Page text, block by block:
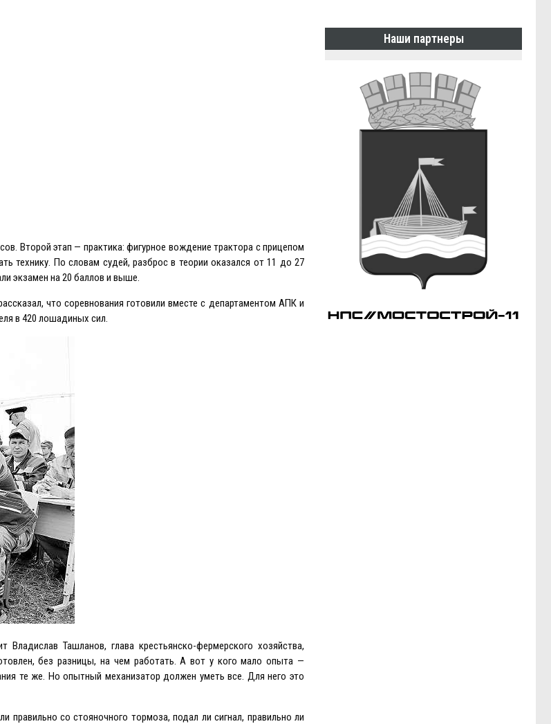
Второй этап — практика: фигурное вождение трактора с прицепом
технику. По словам судей, разброс в теории оказался от 11 до 27
экзамен на 20 баллов и выше.
что соревнования готовили вместе с департаментом АПК и
в 420 лошадиных сил.
Ташланов, глава крестьянско-фермерского хозяйства,
без разницы, на чем работать. А вот у кого мало опыта —
те же. Но опытный механизатор должен уметь все. Для него это
правильно со стояночного тормоза, подал ли сигнал, правильно ли
Наши партнеры